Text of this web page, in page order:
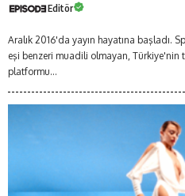
Editör
Aralık 2016'da yayın hayatına başladı.
eşi benzeri muadili olmayan, Türkiye'nin
platformu...